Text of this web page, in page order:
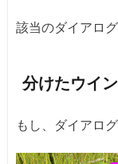
該当のダイアロ
分けたウイ
もし、ダイアロ